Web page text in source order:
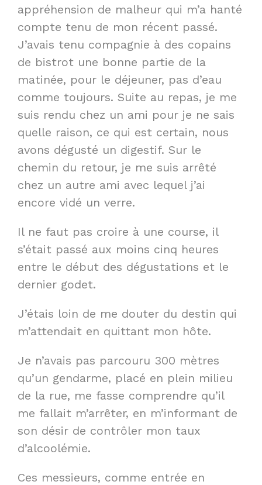
appréhension de malheur qui m’a hanté
compte tenu de mon récent passé.
J’avais tenu compagnie à des copains
de bistrot une bonne partie de la
matinée, pour le déjeuner, pas d’eau
comme toujours. Suite au repas, je me
suis rendu chez un ami pour je ne sais
quelle raison, ce qui est certain, nous
avons dégusté un digestif. Sur le
chemin du retour, je me suis arrêté
chez un autre ami avec lequel j’ai
encore vidé un verre.
Il ne faut pas croire à une course, il
s’était passé aux moins cinq heures
entre le début des dégustations et le
dernier godet.
J’étais loin de me douter du destin qui
m’attendait en quittant mon hôte.
Je n’avais pas parcouru 300 mètres
qu’un gendarme, placé en plein milieu
de la rue, me fasse comprendre qu’il
me fallait m’arrêter, en m’informant de
son désir de contrôler mon taux
d’alcoolémie.
Ces messieurs, comme entrée en